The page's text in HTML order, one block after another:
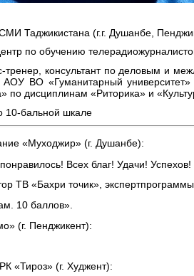
Таджикистана (г.г. Душанбе,
по обучению
консультант по деловым и
АОУ ВО «Гуманитарный
дисциплинам «Риторика» и
10-бальной шкале
«Муходжир» (г. Душанбе):
Всех благ! Удачи! Успехов!
ТВ «Бахри точик»,
10 баллов».
» (г. Пенджикент):
«Тироз» (г. Худжент):